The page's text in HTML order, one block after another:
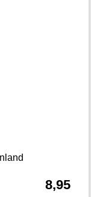
8,95